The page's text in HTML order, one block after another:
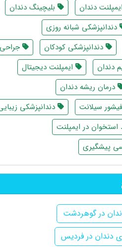
ایمپلنت دندان
بلیچینگ دندان
دندانپزشکی شبانه روزی
دندانپزشکی کودکان
دندان
ایمپلنت دیجیتال
درمان ریشه دندان
فیشور سیلانت
دندانپزشکی
استخوان در ایمپلنت
پیشگیری
در گوهردشت
دندان در فردیس